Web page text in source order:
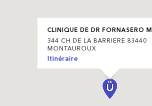
CLINIQUE DE DR FORNASERO
344 CH DE LA BARRIERE 83440
MONTAUROUX
Itinéraire